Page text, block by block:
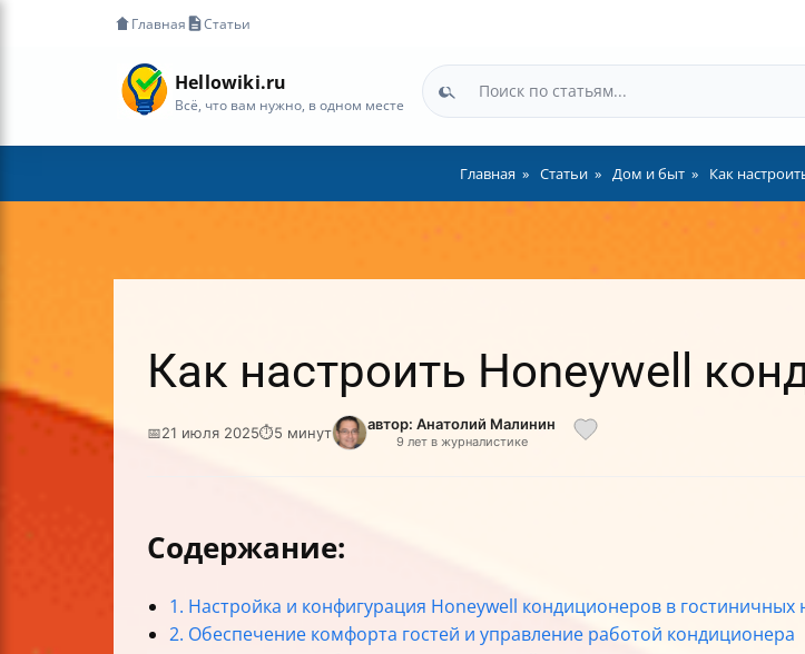
Главная Статьи
Hellowiki.ru
Всё, что вам нужно, в одном месте
Главная Статьи Дом и быт Как
Как настроить Honeywell
📅21 июля 2025⏱5 минут автор: Анатолий Малинин
9 лет в журналистике
Содержание:
1. Настройка и конфигурация Honeywell кондиционеров в гостиничных
2. Обеспечение комфорта гостей и управление работой кондиционера